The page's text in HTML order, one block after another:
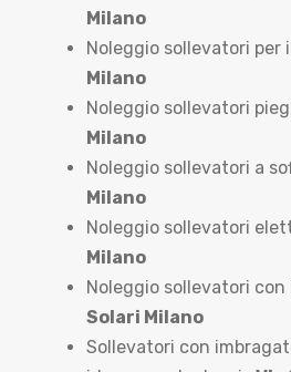
Milano
Noleggio sollevatori per
Milano
Noleggio sollevatori
Milano
Noleggio sollevatori a
Milano
Noleggio sollevatori
Milano
Noleggio sollevatori
Solari Milano
Sollevatori con